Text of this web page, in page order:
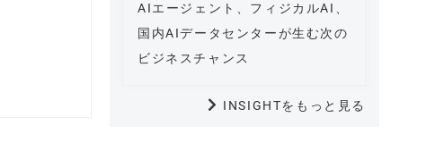
AIエージェント、フィジカルAI、
国内AIデータセンターが生む次の
ビジネスチャンス
INSIGHTをもっと見る